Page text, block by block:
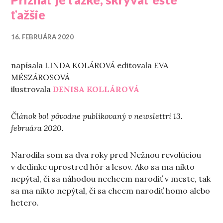
ťažšie
16. FEBRUÁRA 2020
napísala LINDA KOLÁROVÁ editovala EVA
MÉSZÁROSOVÁ
ilustrovala DENISA KOLLÁROVÁ
Článok bol pôvodne publikovaný v newslettri 13.
februára 2020.
Narodila som sa dva roky pred Nežnou revolúciou
v dedinke uprostred hôr a lesov. Ako sa ma nikto
nepýtal, či sa náhodou nechcem narodiť v meste, tak
sa ma nikto nepýtal, či sa chcem narodiť homo alebo
hetero.